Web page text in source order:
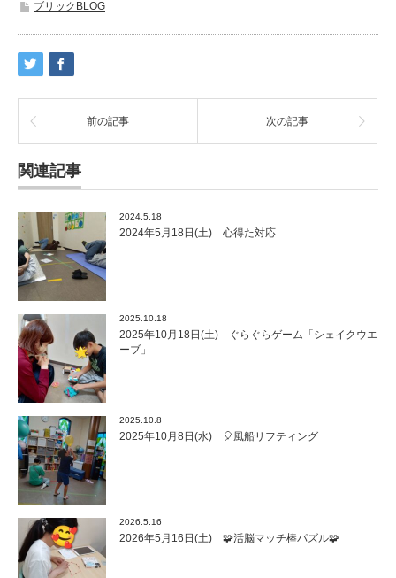
ブリックBLOG
前の記事 次の記事
関連記事
2024.5.18
2024年5月18日(土) 心得た対応
2025.10.18
2025年10月18日(土) ぐらぐらゲーム「シェイクウエ
ーブ」
2025.10.8
2025年10月8日(水) 🎈風船リフティング
2026.5.16
2026年5月16日(土) 🧩活脳マッチ棒パズル🧩